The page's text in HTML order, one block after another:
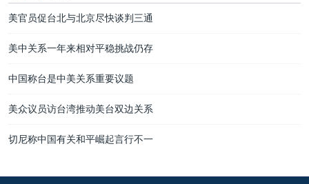
美官员促台北与北京尽快谈判三通
美中关系一年来相对平稳挑战仍存
中国称台是中美关系重要议题
美众议员访台湾推动美台双边关系
切尼称中国有关和平崛起言行不一